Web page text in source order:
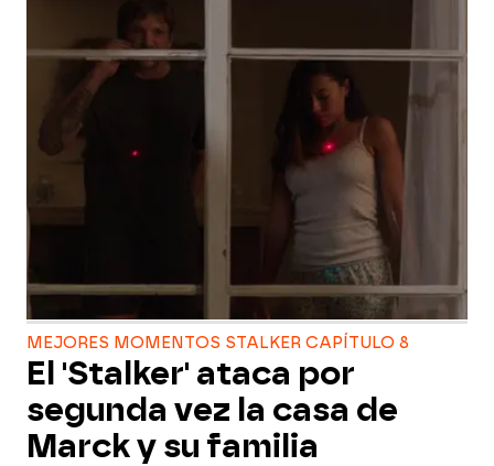
MEJORES MOMENTOS STALKER CAPÍTULO 8
El 'Stalker' ataca por
segunda vez la casa de
Marck y su familia